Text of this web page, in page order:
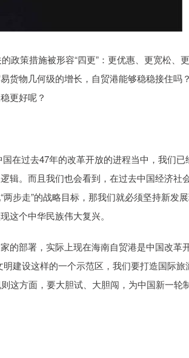
政策措施被形容“四更”：更优惠、更宽松、
货物几何级的增长，自贸港能够稳稳接住吗
更好呢？
在过去47年的改革开放的进程当中，我们已
辑。而且我们也会看到，在过去中国经济社
步走”的战略目标，那我们就必须坚持新发
这个中华民族伟大复兴。
的部署，实际上现在海南自贸港是中国改革
建设这样的一个示范区，我们要打造国际旅
这方面，要大胆试、大胆闯，为中国新一轮